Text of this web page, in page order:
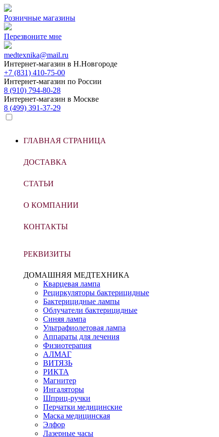
Розничные магазины
Перезвоните мне
medtexnika@mail.ru
Интернет-магазин в Н.Новгороде
+7 (831) 410-75-00
Интернет-магазин по России
8 (910) 794-80-28
Интернет-магазин в Москве
8 (499) 391-37-29
ГЛАВНАЯ СТРАНИЦА
ДОСТАВКА
СТАТЬИ
О КОМПАНИИ
КОНТАКТЫ
РЕКВИЗИТЫ
ДОМАШНЯЯ МЕДТЕХНИКА
Кварцевая лампа
Рециркуляторы бактерицидные
Бактерицидные лампы
Облучатели бактерицидные
Синяя лампа
Ультрафиолетовая лампа
Аппараты для лечения
Физиотерапия
АЛМАГ
ВИТЯЗЬ
РИКТА
Магнитер
Ингаляторы
Шприц-ручки
Перчатки медицинские
Маска медицинская
Элфор
Лазерные часы